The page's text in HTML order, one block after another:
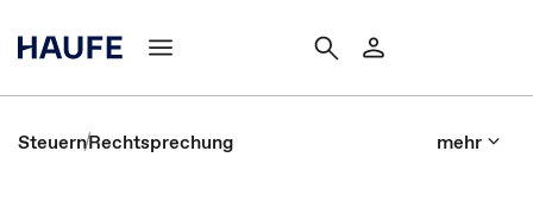
SteuernRechtsprechung mehr